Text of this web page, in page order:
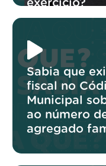
exercício?
Sabia que
fiscal no
Municipal
ao número
agregado